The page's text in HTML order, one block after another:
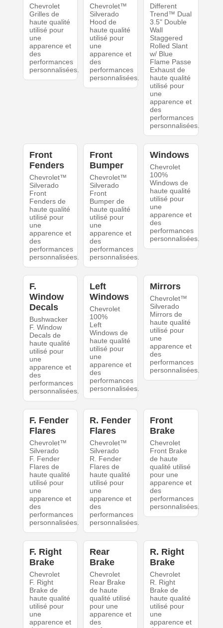
Chevrolet
Grilles de
haute qualité
utilisé pour
une
apparence et
des
performances
personnalisées.
Chevrolet™
Silverado
Hood de
haute qualité
utilisé pour
une
apparence et
des
performances
personnalisées.
Different
Trend™ Dual
3.5" Double
Wall
Staggered
Rolled Slant
w/ Blue
Flame Passe
Exhaust de
haute qualité
utilisé pour
une
apparence et
des
performances
personnalisées.
Front
Fenders
Chevrolet™
Silverado
Front
Fenders de
haute qualité
utilisé pour
une
apparence et
des
performances
personnalisées.
Front
Bumper
Chevrolet™
Silverado
Front
Bumper de
haute qualité
utilisé pour
une
apparence et
des
performances
personnalisées.
Windows
Chevrolet
100%
Windows de
haute qualité
utilisé pour
une
apparence et
des
performances
personnalisées.
F.
Window
Decals
Bushwacker
F. Window
Decals de
haute qualité
utilisé pour
une
apparence et
des
performances
personnalisées.
Left
Windows
Chevrolet
100%
Left
Windows de
haute qualité
utilisé pour
une
apparence et
des
performances
personnalisées.
Mirrors
Chevrolet™
Silverado
Mirrors de
haute qualité
utilisé pour
une
apparence et
des
performances
personnalisées.
F. Fender
Flares
Chevrolet™
Silverado
F. Fender
Flares de
haute qualité
utilisé pour
une
apparence et
des
performances
personnalisées.
R. Fender
Flares
Chevrolet™
Silverado
R. Fender
Flares de
haute qualité
utilisé pour
une
apparence et
des
performances
personnalisées.
Front
Brake
Chevrolet
Front Brake
de haute
qualité utilisé
pour une
apparence et
des
performances
personnalisées.
F. Right
Brake
Chevrolet
F. Right
Brake de
haute qualité
utilisé pour
une
apparence et
Rear
Brake
Chevrolet
Rear Brake
de haute
qualité utilisé
pour une
apparence et
des
R. Right
Brake
Chevrolet
R. Right
Brake de
haute qualité
utilisé pour
une
apparence et